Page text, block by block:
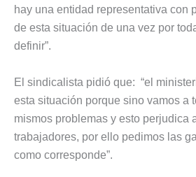
hay una entidad representativa con
de esta situación de una vez por
definir”.
El sindicalista pidió que: “el
esta situación porque sino vamos a
mismos problemas y esto perjudica
trabajadores, por ello pedimos las
como corresponde”.